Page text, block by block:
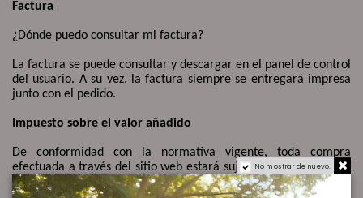
Factura
¿ Dónde puedo consultar mi factura?
La factura se puede consultar y descargar en el panel de control
del usuario. A su vez, la factura siempre se entregará impresa
junto con el pedido.
Impuesto sobre el valor añadido
De conformidad con la normativa vigente, toda compra
efectuada a través del sitio web estará sujeta a Impuesto sobre
el Valor Añadido (IVA).
No mostrar de nuevo.